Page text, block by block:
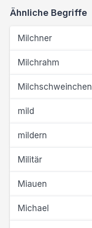
Ähnliche Begriffe
Milchner
Milchrahm
Milchschweinchen
mild
mildern
Militär
Miauen
Michael